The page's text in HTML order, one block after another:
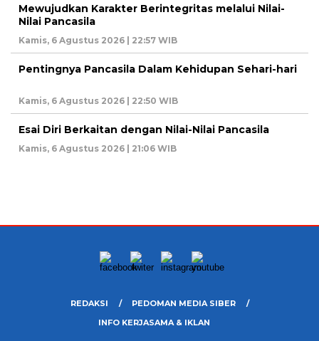
Mewujudkan Karakter Berintegritas melalui Nilai-
Nilai Pancasila
Kamis, 6 Agustus 2026 | 22:57 WIB
Pentingnya Pancasila Dalam Kehidupan Sehari-hari
Kamis, 6 Agustus 2026 | 22:50 WIB
Esai Diri Berkaitan dengan Nilai-Nilai Pancasila
Kamis, 6 Agustus 2026 | 21:06 WIB
REDAKSI
PEDOMAN MEDIA SIBER
INFO KERJASAMA & IKLAN